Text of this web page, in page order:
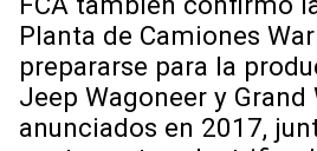
Planta de Camiones
prepararse para la
Jeep Wagoneer y Grand
anunciados en 2017,